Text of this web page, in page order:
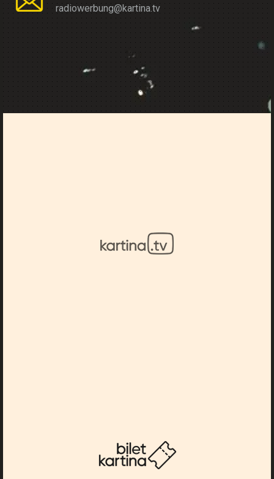
radiowerbung@kartina.tv